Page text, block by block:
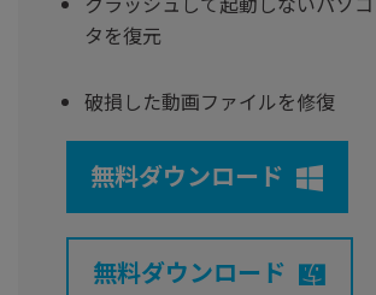
タを復元
破損した動画ファイルを修復
無料ダウンロード
無料ダウンロード